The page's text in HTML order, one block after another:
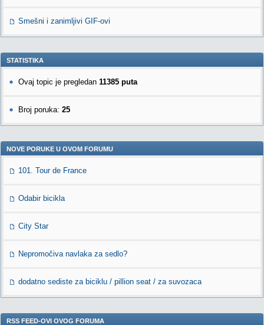
Smešni i zanimljivi GIF-ovi
STATISTIKA
Ovaj topic je pregledan 11385 puta
Broj poruka: 25
NOVE PORUKE U OVOM FORUMU
101. Tour de France
Odabir bicikla
City Star
Nepromočiva navlaka za sedlo?
dodatno sediste za biciklu / pillion seat / za suvozaca
RSS FEED-OVI OVOG FORUMA